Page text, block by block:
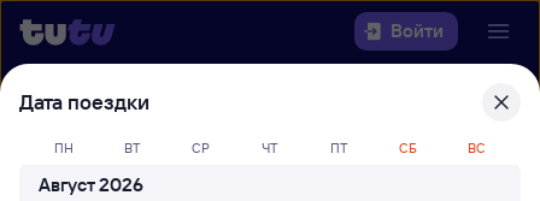
Войти
Выберите день, чтобы найти
билеты Санкт-Петербург Ладож. —
Низовка
Дата поездки
ПН ВТ СР ЧТ ПТ СБ ВС
Август 2026